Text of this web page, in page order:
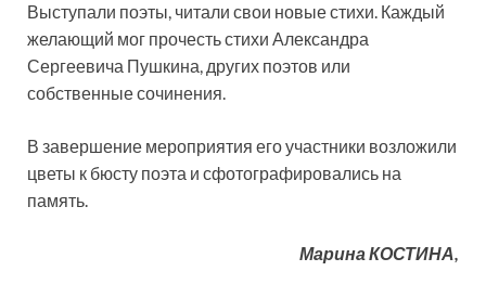
Выступали поэты, читали свои новые стихи. Каждый
желающий мог прочесть стихи Александра
Сергеевича Пушкина, других поэтов или
собственные сочинения.
В завершение мероприятия его участники возложили
цветы к бюсту поэта и сфотографировались на
память.
Марина КОСТИНА,